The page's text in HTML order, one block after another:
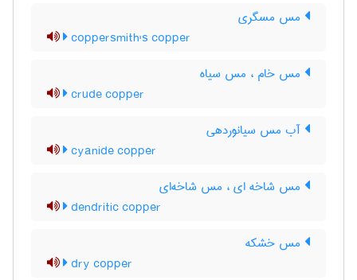
مس مسگری
coppersmith's copper
مس خام ، مس سیاه
crude copper
آب مس سیانوردهی
cyanide copper
مس شاخه ای ، مس شاخه‌ای
dendritic copper
مس خشکه
dry copper